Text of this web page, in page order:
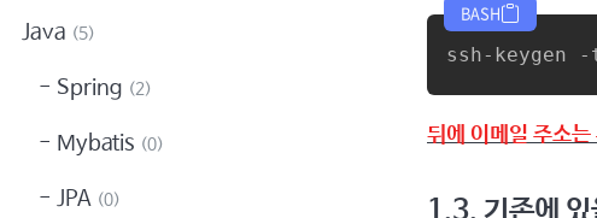
Java (5)
Spring (2)
Mybatis (0)
JPA (0)
ssh-keygen
BASH
뒤에 이메일 주소
1.3. 기존에 있